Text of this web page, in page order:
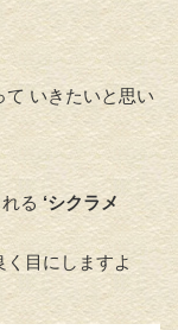
て いきたいと思い
る ‘シクラメ
目にしますよ